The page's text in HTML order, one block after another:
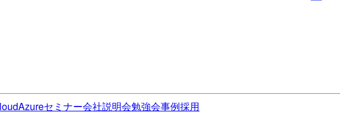
Azureセミナー会社説明会勉強会事例採用